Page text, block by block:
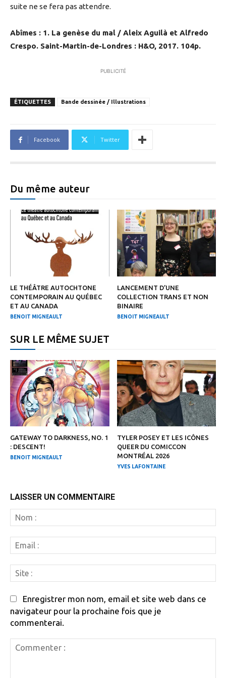
suite ne se fera pas attendre.
Abîmes : 1. La genèse du mal / Aleix Aguilà et Alfredo
Crespo. Saint-Martin-de-Londres : H&O, 2017. 104p.
PUBLICITÉ
ÉTIQUETTES Bande dessinée / Illustrations
Facebook Twitter
Du même auteur
LE THÉÂTRE AUTOCHTONE
CONTEMPORAIN AU QUÉBEC
ET AU CANADA
BENOIT MIGNEAULT
LANCEMENT D’UNE
COLLECTION TRANS ET NON
BINAIRE
BENOIT MIGNEAULT
SUR LE MÊME SUJET
GATEWAY TO DARKNESS, NO. 1
: DESCENT!
BENOIT MIGNEAULT
TYLER POSEY ET LES ICÔNES
QUEER DU COMICCON
MONTRÉAL 2026
YVES LAFONTAINE
LAISSER UN COMMENTAIRE
:
:
:
Enregistrer mon nom, email et site web dans ce
navigateur pour la prochaine fois que je
commenterai.